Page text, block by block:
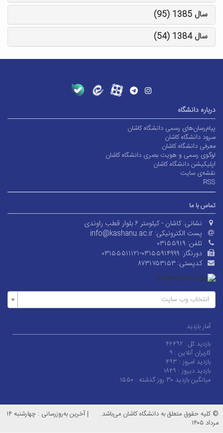
سال 1385 (95)
سال 1384 (54)
درباره دانشگاه
پیام‌رسان‌های رسمی دانشگاه کاشان
سرود دانشگاه کاشان
معرفی دانشگاه کاشان
لوگوی رسمی و هویت بصری دانشگاه کاشان
اپلیکیشن دانشگاه کاشان
نقشه‌ی سایت
RSS
تماس با ما
نشانی: کاشان - کیلومتر ۶ بلوار قطب راوندی
پست الکترونیکی: info@kashanu.ac.ir
تلفن: ۰۳۱۵۵۹۱۹
دورنگار: ۰۳۱۵۵۵۱۱۱۲۱-۰۳۱۵۵۹۱۴۹۹۹
کدپستی: ۸۷۳۱۷۵۳۱۵۳
انتخاب وب سایت
آمار بازدید
بازدید کل : ۴۶۴۹۲
کاربران آنلاین : ۹
بازدید امروز : ۴۹۳
بازدید دیروز : ۱۸۴۹
میانگین بازدید ۳۰ روز گذشته :
۱۵۵۰
© کلیه حقوق متعلق به دانشگاه کاشان می‌باشد. |
آخرین به‌روزرسانی : چهارشنبه ۱۴
مرداد ۱۴۰۵